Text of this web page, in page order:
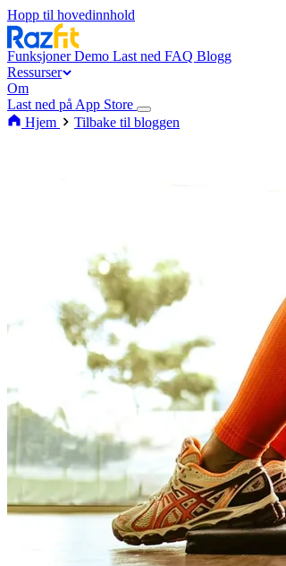
Hopp til hovedinnhold
FunksjonerDemo Last ned FAQ Blogg
Ressurser
Om
Last ned på App Store
Hjem
Tilbake til bloggen